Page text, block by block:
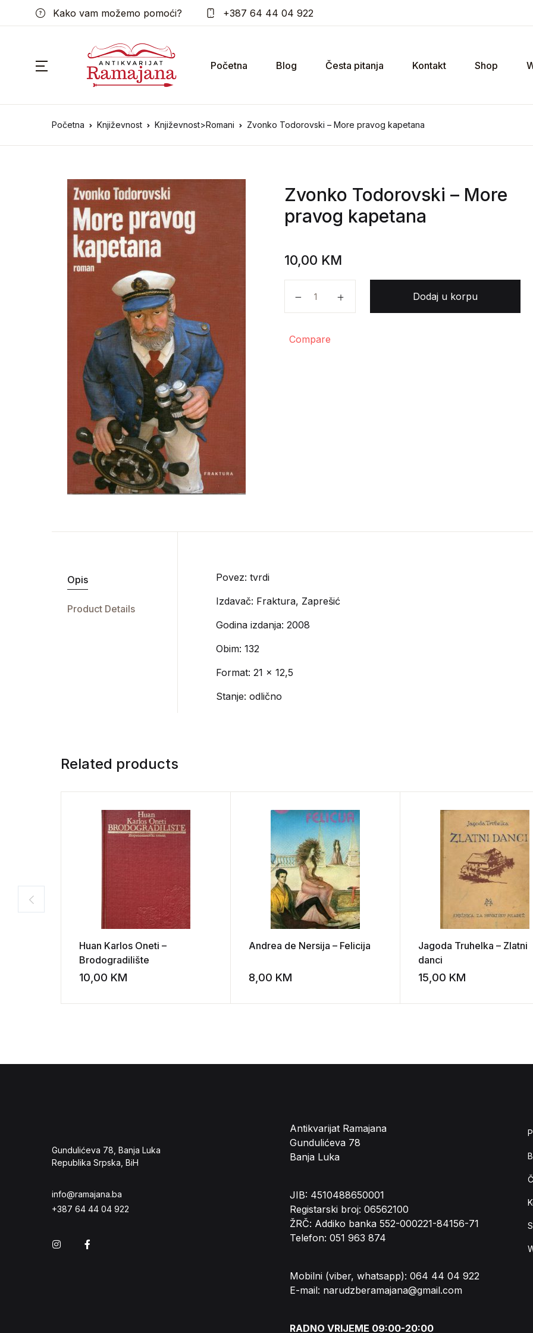
Kako vam možemo pomoći? +387 64 44 04 922
Početna Blog Česta pitanja Kontakt Shop
Početna Književnost Književnost>Romani Zvonko Todorovski – More pravog kapetana
Zvonko Todorovski – More
pravog kapetana
10,00 KM
Dodaj u korpu
Compare
Opis
Product Details
Povez: tvrdi
Izdavač: Fraktura, Zaprešić
Godina izdanja: 2008
Obim: 132
Format: 21 x 12,5
Stanje: odlično
Related products
Huan Karlos Oneti –
Brodogradilište
10,00 KM Add to wishlist
Andrea de Nersija – Felicija
8,00 KM Add to wishlist
Jagoda Truhelka – Zlatni
danci
15,00 KM
Gundulićeva 78, Banja Luka
Republika Srpska, BiH
info@ramajana.ba
+387 64 44 04 922
Instagram
Antikvarijat Ramajana
Gundulićeva 78
Banja Luka
JIB: 4510488650001
Registarski broj: 06562100
ŽRČ: Addiko banka 552-000221-84156-71
Telefon: 051 963 874
Mobilni (viber, whatsapp): 064 44 04 922
E-mail: narudzberamajana@gmail.com
RADNO VRIJEME 09:00-20:00